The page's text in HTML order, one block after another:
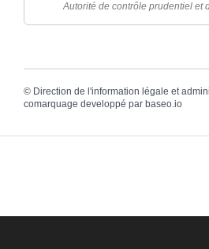
Autorité de contrôle prudentiel et
© Direction de l'information légale et
comarquage developpé par baseo.io